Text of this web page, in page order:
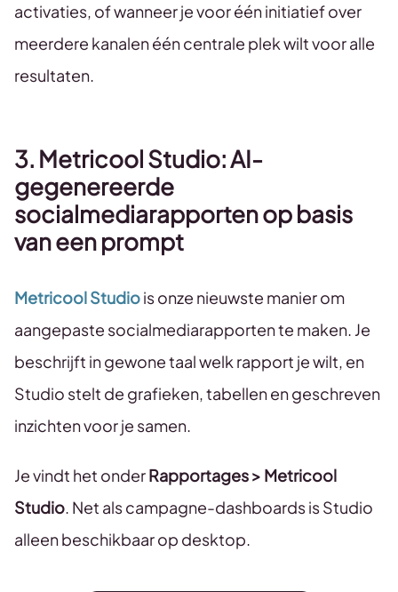
activaties, of wanneer je voor één initiatief over
meerdere kanalen één centrale plek wilt voor alle
resultaten.
3. Metricool Studio: AI-
gegenereerde
socialmediarapporten op basis
van een prompt
Metricool Studiois onze nieuwste manier om
aangepaste socialmediarapporten te maken. Je
beschrijft in gewone taal welk rapport je wilt, en
Studio stelt de grafieken, tabellen en geschreven
inzichten voor je samen.
Je vindt het onderRapportages > Metricool
Studio. Net als campagne-dashboards is Studio
alleen beschikbaar op desktop.